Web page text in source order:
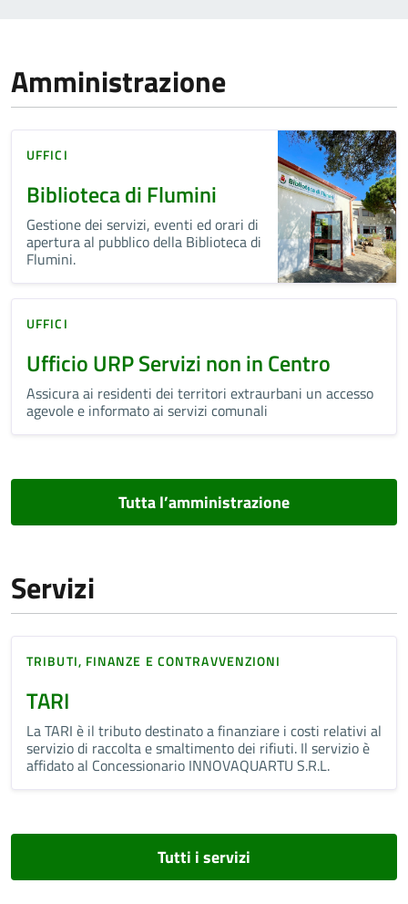
Amministrazione
UFFICI
Biblioteca di Flumini
Gestione dei servizi, eventi ed orari di
apertura al pubblico della Biblioteca di
Flumini.
UFFICI
Ufficio URP Servizi non in Centro
Assicura ai residenti dei territori extraurbani un accesso
agevole e informato ai servizi comunali
Tutta l’amministrazione
Servizi
TRIBUTI, FINANZE E CONTRAVVENZIONI
TARI
La TARI è il tributo destinato a finanziare i costi relativi al
servizio di raccolta e smaltimento dei rifiuti. Il servizio è
affidato al Concessionario INNOVAQUARTU S.R.L.
Tutti i servizi